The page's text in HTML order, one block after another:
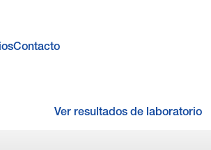
Contacto
Ver resultados de laboratorio